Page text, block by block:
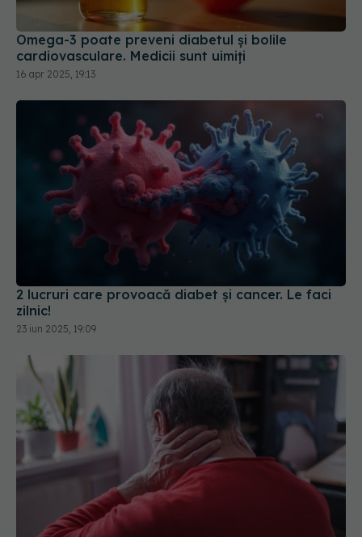
Omega-3 poate preveni diabetul și bolile
cardiovasculare. Medicii sunt uimiți
16 apr 2025, 19:13
2 lucruri care provoacă diabet și cancer. Le faci
zilnic!
23 iun 2025, 19:09